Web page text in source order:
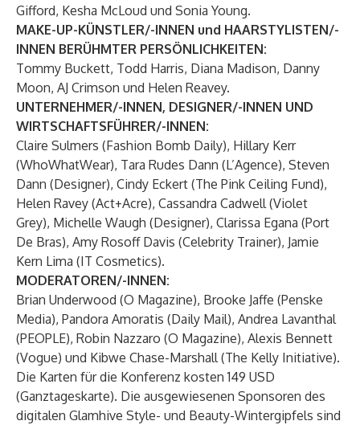
Gifford, Kesha McLoud und Sonia Young.
MAKE-UP-KÜNSTLER/-INNEN und HAARSTYLISTEN/-
INNEN BERÜHMTER PERSÖNLICHKEITEN:
Tommy Buckett, Todd Harris, Diana Madison, Danny
Moon, AJ Crimson und Helen Reavey.
UNTERNEHMER/-INNEN, DESIGNER/-INNEN UND
WIRTSCHAFTSFÜHRER/-INNEN:
Claire Sulmers (Fashion Bomb Daily), Hillary Kerr
(WhoWhatWear), Tara Rudes Dann (L’Agence), Steven
Dann (Designer), Cindy Eckert (The Pink Ceiling Fund),
Helen Ravey (Act+Acre), Cassandra Cadwell (Violet
Grey), Michelle Waugh (Designer), Clarissa Egana (Port
De Bras), Amy Rosoff Davis (Celebrity Trainer), Jamie
Kern Lima (IT Cosmetics).
MODERATOREN/-INNEN:
Brian Underwood (O Magazine), Brooke Jaffe (Penske
Media), Pandora Amoratis (Daily Mail), Andrea Lavanthal
(PEOPLE), Robin Nazzaro (O Magazine), Alexis Bennett
(Vogue) und Kibwe Chase-Marshall (The Kelly Initiative).
Die Karten für die Konferenz kosten 149 USD
(Ganztageskarte). Die ausgewiesenen Sponsoren des
digitalen Glamhive Style- und Beauty-Wintergipfels sind